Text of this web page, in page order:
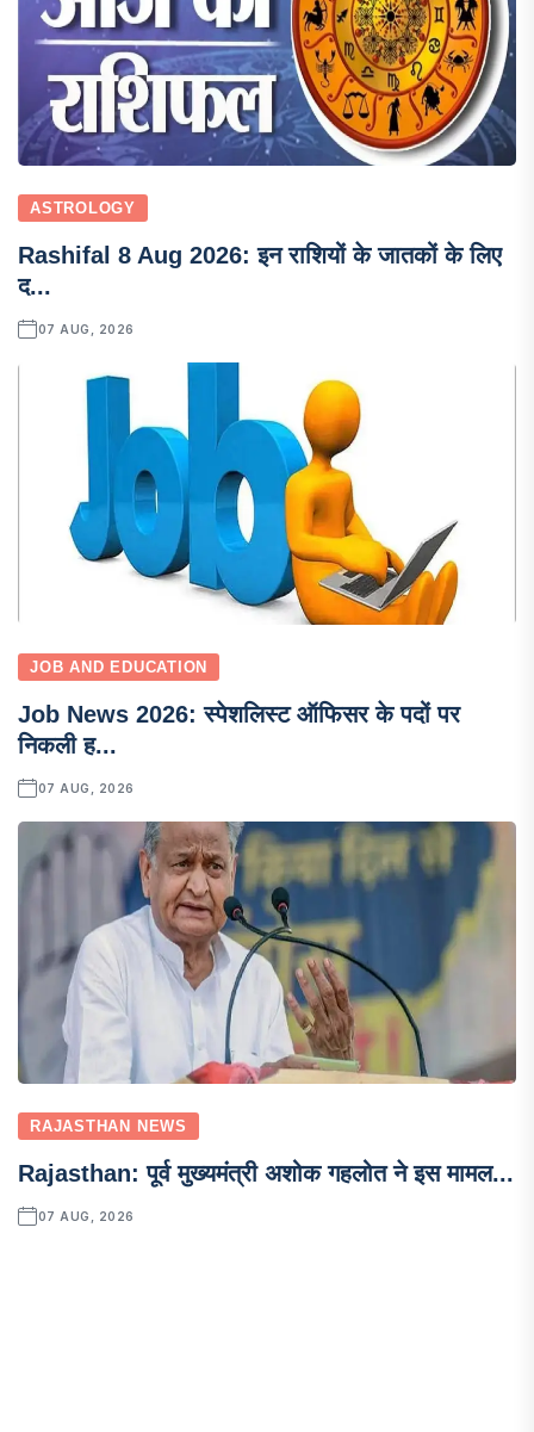
ASTROLOGY
Rashifal 8 Aug 2026: इन राशियों के जातकों के लिए
द...
07 AUG, 2026
JOB AND EDUCATION
Job News 2026: स्पेशलिस्ट ऑफिसर के पदों पर
निकली ह...
07 AUG, 2026
RAJASTHAN NEWS
Rajasthan: पूर्व मुख्यमंत्री अशोक गहलोत ने इस मामल...
07 AUG, 2026